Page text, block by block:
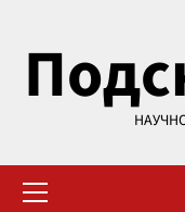
содержимому
меню